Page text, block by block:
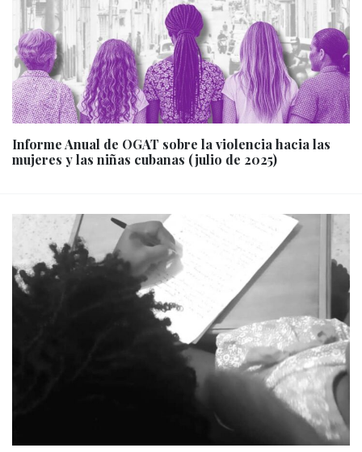
Informe Anual de OGAT sobre la violencia hacia las
mujeres y las niñas cubanas (julio de 2025)